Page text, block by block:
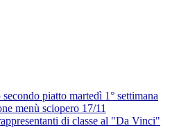
piatto martedì 1° settimana
menù sciopero 17/11
di classe al "Da Vinci"